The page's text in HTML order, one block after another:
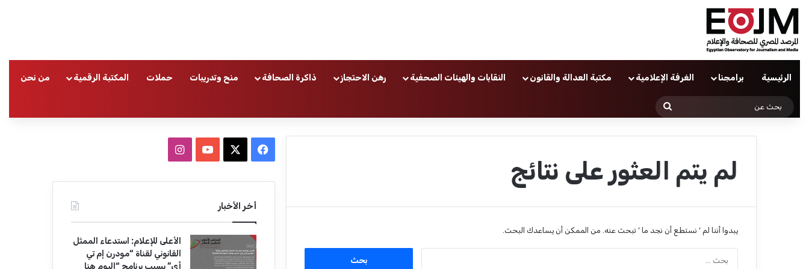
الرئيسية برامجنا الغرفة الإعلامية مكتبة العدالة والقانون النقابات والهيئات الصحفية رهن الاحتجاز ذاكرة الصحافة منح وتدريبات حملات المكتبة الرقمية من نحن
لم يتم العثور على نتائج
يبدوا أننا لم ’ نستطع أن نجد ما ’ تبحث عنه. من الممكن أن يساعدك البحث.
ب
و
u
T
ا
ت
ق
أخر الأخبار
الأعلى للإعلام: استدعاء الممثل
القانوني لقناة “مودرن إم تي
أي” بسبب برنامج “اليوم هنا